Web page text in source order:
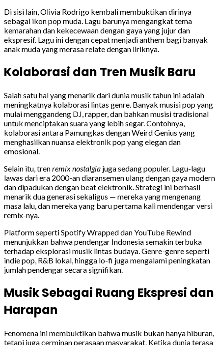
Di sisi lain, Olivia Rodrigo kembali membuktikan dirinya
sebagai ikon pop muda. Lagu barunya mengangkat tema
kemarahan dan kekecewaan dengan gaya yang jujur dan
ekspresif. Lagu ini dengan cepat menjadi anthem bagi banyak
anak muda yang merasa relate dengan liriknya.
Kolaborasi dan Tren Musik Baru
Salah satu hal yang menarik dari dunia musik tahun ini adalah
meningkatnya kolaborasi lintas genre. Banyak musisi pop yang
mulai menggandeng DJ, rapper, dan bahkan musisi tradisional
untuk menciptakan suara yang lebih segar. Contohnya,
kolaborasi antara Pamungkas dengan Weird Genius yang
menghasilkan nuansa elektronik pop yang elegan dan
emosional.
Selain itu, trenremix nostalgia juga sedang populer. Lagu-lagu
lawas dari era 2000-an diaransemen ulang dengan gaya modern
dan dipadukan dengan beat elektronik. Strategi ini berhasil
menarik dua generasi sekaligus — mereka yang mengenang
masa lalu, dan mereka yang baru pertama kali mendengar versi
remix-nya.
Platform seperti Spotify Wrapped dan YouTube Rewind
menunjukkan bahwa pendengar Indonesia semakin terbuka
terhadap eksplorasi musik lintas budaya. Genre-genre seperti
indie pop, R&B lokal, hingga lo-fi juga mengalami peningkatan
jumlah pendengar secara signifikan.
Musik Sebagai Ruang Ekspresi dan
Harapan
Fenomena ini membuktikan bahwa musik bukan hanya hiburan,
tetapi juga cerminan perasaan masyarakat. Ketika dunia terasa